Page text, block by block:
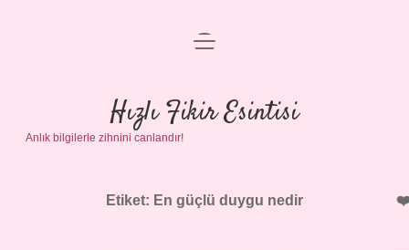
Anasayfa
Gizlilik Politikası
Yasal Uyarı
menüyü
Hızlı Fikir Esintisi
Anlık bilgilerle zihnini canlandır!
Etiket: En güçlü duygu nedir